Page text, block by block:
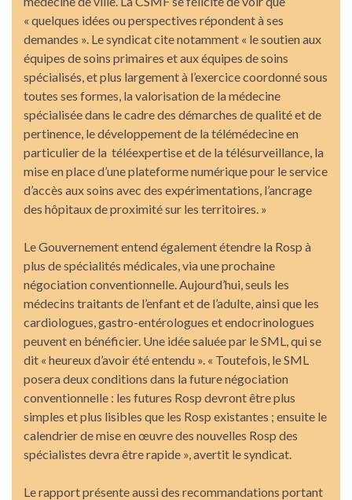
« quelques idées ou perspectives répondent à ses
demandes ». Le syndicat cite notamment « le soutien aux
équipes de soins primaires et aux équipes de soins
spécialisés, et plus largement à l’exercice coordonné sous
toutes ses formes, la valorisation de la médecine
spécialisée dans le cadre des démarches de qualité et de
pertinence, le développement de la télémédecine en
particulier de la téléexpertise et de la télésurveillance, la
mise en place d’une plateforme numérique pour le service
d’accès aux soins avec des expérimentations, l’ancrage
des hôpitaux de proximité sur les territoires. »
Le Gouvernement entend également étendre la Rosp à
plus de spécialités médicales, via une prochaine
négociation conventionnelle. Aujourd’hui, seuls les
médecins traitants de l’enfant et de l’adulte, ainsi que les
cardiologues, gastro-entérologues et endocrinologues
peuvent en bénéficier. Une idée saluée par le SML, qui se
dit « heureux d’avoir été entendu ». « Toutefois, le SML
posera deux conditions dans la future négociation
conventionnelle : les futures Rosp devront être plus
simples et plus lisibles que les Rosp existantes ; ensuite le
calendrier de mise en œuvre des nouvelles Rosp des
spécialistes devra être rapide », avertit le syndicat.
Le rapport présente aussi des recommandations portant